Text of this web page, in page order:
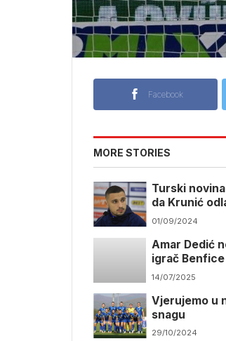
Facebook
MORE STORIES
Turski
da Krunić
Emirate
01/09/2024
Amar Dedić
igrač Benfice
14/07/2025
Vjerujemo u
snagu
29/10/2024